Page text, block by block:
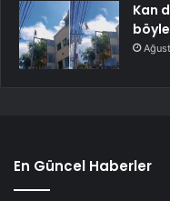
Kan
En Güncel Haberler